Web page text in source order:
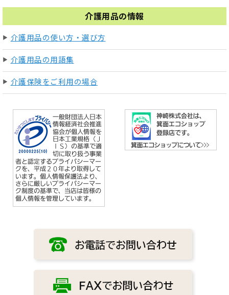
介護用品の情報
介護用品の使い方・選び方
介護用品の用語集
介護保険をご利用の場合